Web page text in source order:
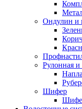
Ондулин и
Рулонная и
Шифер